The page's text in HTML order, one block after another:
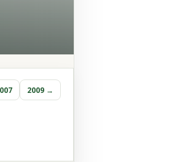
2009 →